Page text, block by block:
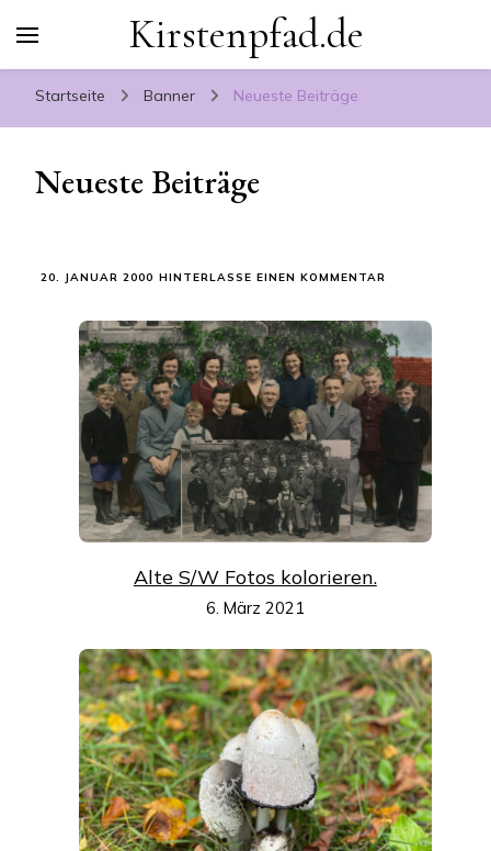
Kirstenpfad.de
Startseite Banner Neueste Beiträge
Neueste Beiträge
20. JANUAR 2000 HINTERLASSE EINEN KOMMENTAR
Alte S/W Fotos kolorieren.
6. März 2021